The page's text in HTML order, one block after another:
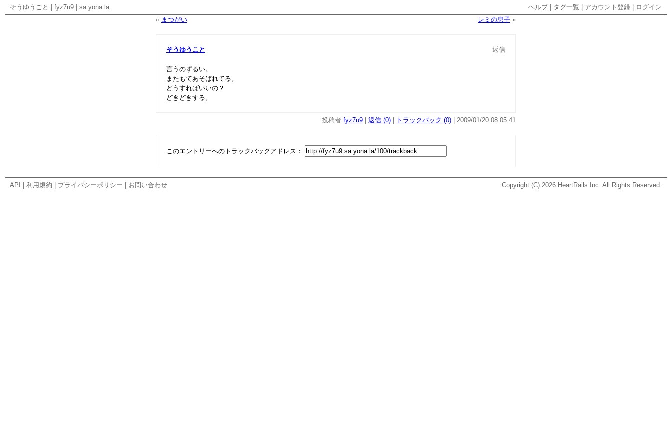
そうゆうこと fyz7u9 sa.yona.la ヘルプ| タグ一覧 アカウント登録
ログイン
« まつがい レミの息子 »
そうゆうこと 返信
言うのずるい。
またもてあそばれてる。
どうすればいいの？
どきどきする。
投稿者 fyz7u9 返信 (0) トラックバック (0) | 2009/01/20 08:05:41
このエントリーへのトラックバックアドレス：
API 利用規約 プライバシーポリシー お問い合わせ Copyright (C) 2026 HeartRails Inc. All Rights Reserved.